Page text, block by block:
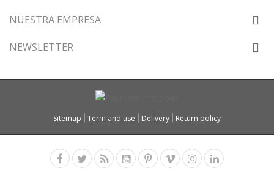
NUESTRA EMPRESA
NEWSLETTER
Sitemap Term and use Delivery Return policy